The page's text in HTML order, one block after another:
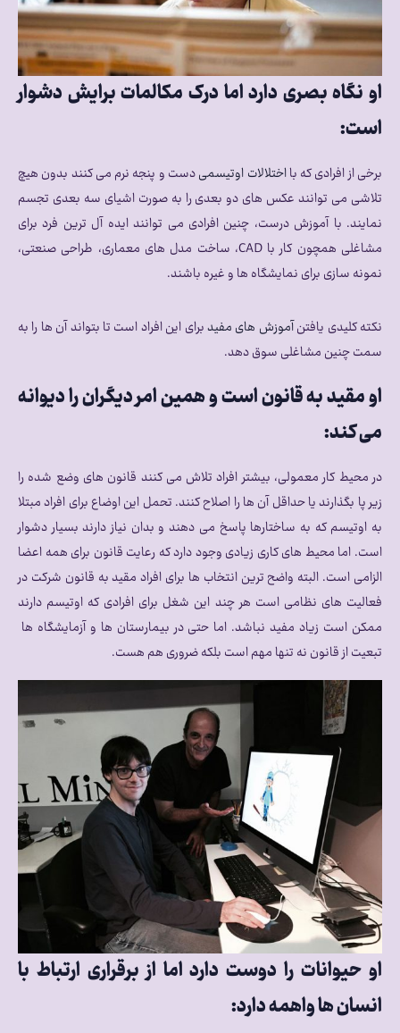
او نگاه بصری دارد اما درک مکالمات برایش دشوار
است:
برخی از افرادی که بااختلالات اوتیسمیدست و پنجه نرم می کنند بدون هیچ
تلاشی می توانند عکس های دو بعدی را به صورت اشیای سه بعدی تجسم
نمایند. با آموزش درست، چنین افرادی می توانند ایده آل ترین فرد برای
مشاغلی همچون کار با CAD، ساخت مدل های معماری، طراحی صنعتی،
نمونه سازی برای نمایشگاه ها و غیره باشند.
نکته کلیدی یافتنآموزش های مفیدبرای این افراد است تا بتواند آن ها را به
سمت چنین مشاغلی سوق دهد.
او مقید به قانون است و همین امر دیگران را دیوانه
می کند:
در محیط کار معمولی، بیشتر افراد تلاش می کنند قانون های وضع شده را
زیر پا بگذارند یا حداقل آن ها را اصلاح کنند. تحمل این اوضاع برای افراد مبتلا
به اوتیسم که به ساختارها پاسخ می دهند و بدان نیاز دارند بسیار دشوار
است. اما محیط های کاری زیادی وجود دارد که رعایت قانون برای همه اعضا
الزامی است. البته واضح ترین انتخاب ها برای افراد مقید به قانون شرکت در
فعالیت های نظامی است هر چند این شغل برای افرادی که اوتیسم دارند
ممکن است زیاد مفید نباشد. اما حتی در بیمارستان ها و آزمایشگاه ها
تبعیت از قانون نه تنها مهم است بلکه ضروری هم هست.
او حیوانات را دوست دارد اما از برقراری ارتباط با
انسان ها واهمه دارد: